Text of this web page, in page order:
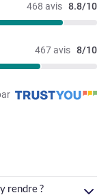
468 avis 8.8/10
467 avis 8/10
rendre ?